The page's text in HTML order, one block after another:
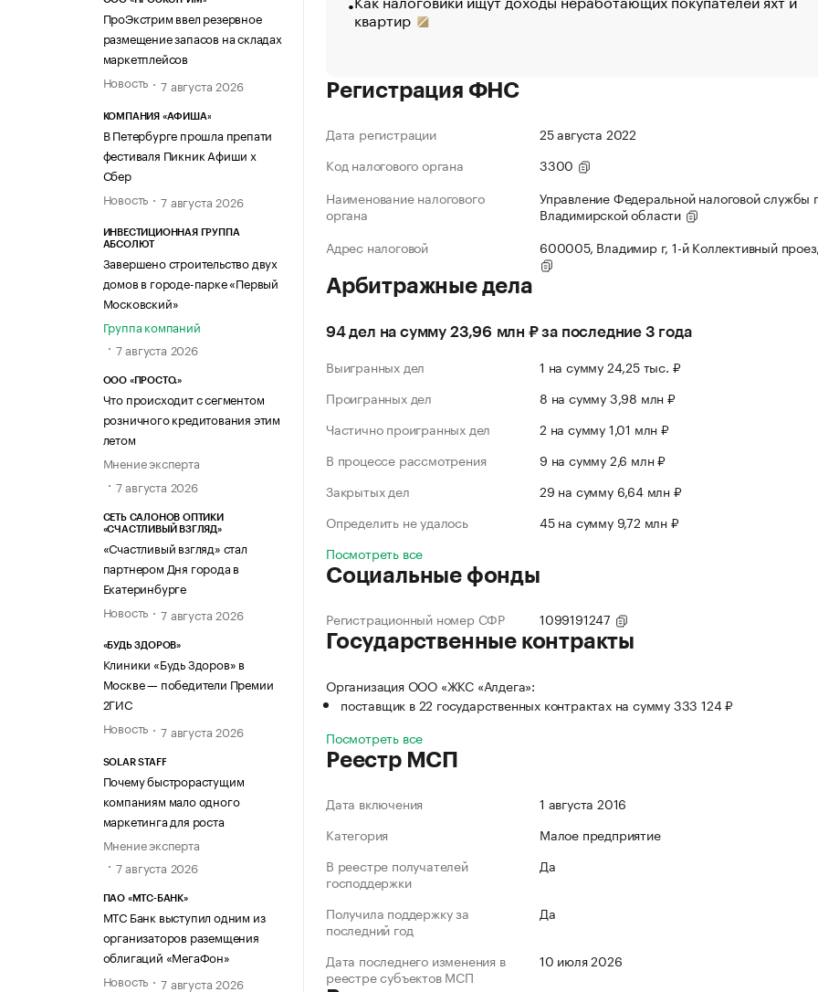
ПроЭкстрим ввел резервное
размещение запасов на складах
маркетплейсов
Новость
7 августа 2026
КОМПАНИЯ «АФИША»
В Петербурге прошла препати
фестиваля Пикник Афиши х
Сбер
Новость
7 августа 2026
ИНВЕСТИЦИОННАЯ ГРУППА
АБСОЛЮТ
Завершено строительство двух
домов в городе-парке «Первый
Московский»
Группа компаний
7 августа 2026
ООО «ПРОСТО.»
Что происходит с сегментом
розничного кредитования этим
летом
Мнение эксперта
7 августа 2026
СЕТЬ САЛОНОВ ОПТИКИ
«СЧАСТЛИВЫЙ ВЗГЛЯД»
«Счастливый взгляд» стал
партнером Дня города в
Екатеринбурге
Новость
7 августа 2026
«БУДЬ ЗДОРОВ»
Клиники «Будь Здоров» в
Москве — победители Премии
2ГИС
Новость
7 августа 2026
SOLAR STAFF
Почему быстрорастущим
компаниям мало одного
маркетинга для роста
Мнение эксперта
7 августа 2026
ПАО «МТС-БАНК»
МТС Банк выступил одним из
организаторов раземщения
облигаций «МегаФон»
Новость
7 августа 2026
квартир
Регистрация ФНС
Дата регистрации
25 августа 2022
Код налогового органа
3300
Наименование налогового
органа
Управление Федеральной налоговой службы
Владимирской области
Адрес налоговой
600005, Владимир г, 1-й Коллективный
Арбитражные дела
94 дел на сумму 23,96 млн ₽ за последние 3 года
Выигранных дел
1 на сумму 24,25 тыс. ₽
Проигранных дел
8 на сумму 3,98 млн ₽
Частично проигранных дел
2 на сумму 1,01 млн ₽
В процессе рассмотрения
9 на сумму 2,6 млн ₽
Закрытых дел
29 на сумму 6,64 млн ₽
Определить не удалось
45 на сумму 9,72 млн ₽
Посмотреть все
Социальные фонды
Регистрационный номер СФР 1099191247
Государственные контракты
Организация ООО «ЖКС «Алдега»:
поставщик в 22 государственных контрактах на сумму 333 124 ₽
Посмотреть все
Реестр МСП
Дата включения
1 августа 2016
Категория
Малое предприятие
В реестре получателей
господдержки
Да
Получила поддержку за
последний год
Да
Дата последнего изменения в
реестре субъектов МСП
10 июля 2026